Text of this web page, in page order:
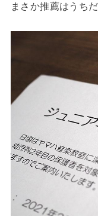
まさか推薦はうち